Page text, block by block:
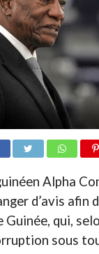
Alpha
d’avis afin
Guinée, qui,
sous